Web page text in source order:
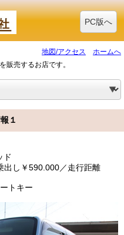
PC版へ
地図/アクセス
ホームへ
販売するお店です。
１
ド
出し￥590.000／走行距離
トキー